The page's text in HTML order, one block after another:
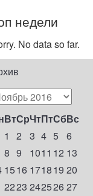
недели
No data so far.
ВтСрЧтПтСбВс
1 2 3 4 5 6
8 9 1011 12 13
1516 171819 20
2223 24252627